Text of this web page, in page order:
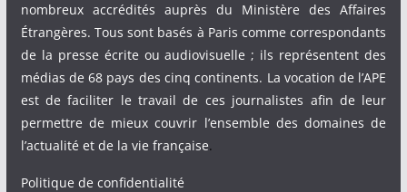
nombreux accrédités auprès du Ministère des Affaires
Étrangères. Tous sont basés à Paris comme correspondants
de la presse écrite ou audiovisuelle ; ils représentent des
médias de 68 pays des cinq continents. La vocation de l’APE
est de faciliter le travail de ces journalistes afin de leur
permettre de mieux couvrir l’ensemble des domaines de
l’actualité et de la vie française.
Politique de confidentialité